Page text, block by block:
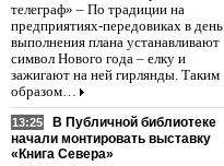
телеграф» – По традиции на
предприятиях-передовиках в день
выполнения плана устанавливают
символ Нового года – елку и
зажигают на ней гирлянды. Таким
образом…
13:25
В Публичной библиотеке
начали монтировать выставку
«Книга Севера»